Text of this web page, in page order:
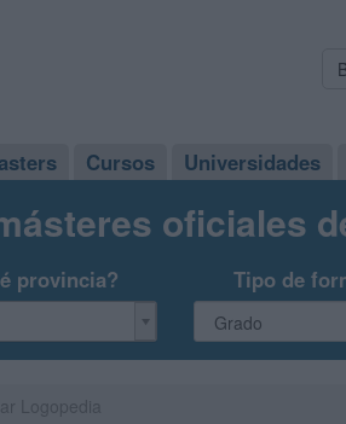
Cursos Universidades
oficiales
provincia? Tipo de